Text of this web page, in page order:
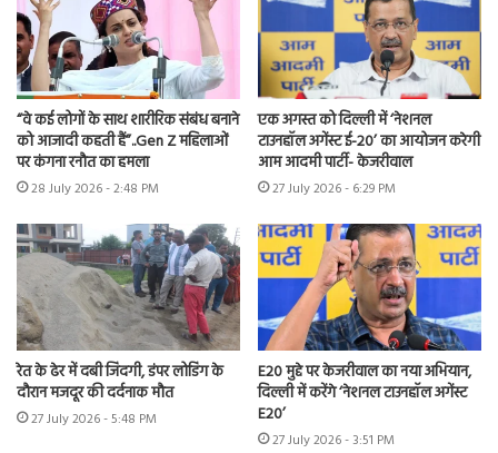
“वे कई लोगों के साथ शारीरिक संबंध बनाने
को आजादी कहती हैं”..Gen Z महिलाओं
पर कंगना रनौत का हमला
28 July 2026 - 2:48 PM
एक अगस्त को दिल्ली में ‘नेशनल
टाउनहॉल अगेंस्ट ई-20’ का आयोजन करेगी
आम आदमी पार्टी- केजरीवाल
27 July 2026 - 6:29 PM
रेत के ढेर में दबी जिंदगी, डंपर लोडिंग के
दौरान मजदूर की दर्दनाक मौत
27 July 2026 - 5:48 PM
E20 मुद्दे पर केजरीवाल का नया अभियान,
दिल्ली में करेंगे ‘नेशनल टाउनहॉल अगेंस्ट
E20’
27 July 2026 - 3:51 PM